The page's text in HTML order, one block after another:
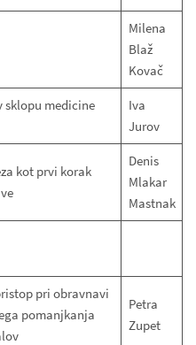
Milena
Blaž
Kovač
sklopu medicine
Iva
Jurov
kot prvi korak
Denis
Mlakar
Mastnak
pri obravnavi
pomanjkanja
Petra
Zupet